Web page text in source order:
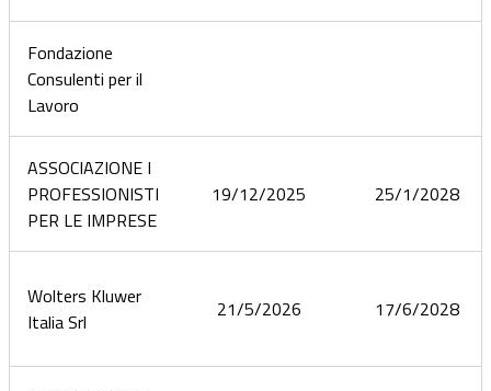
Fondazione
Consulenti per il
Lavoro
ASSOCIAZIONE I
PROFESSIONISTI
PER LE IMPRESE
19/12/2025 25/1/2028
Wolters Kluwer
Italia Srl
21/5/2026 17/6/2028